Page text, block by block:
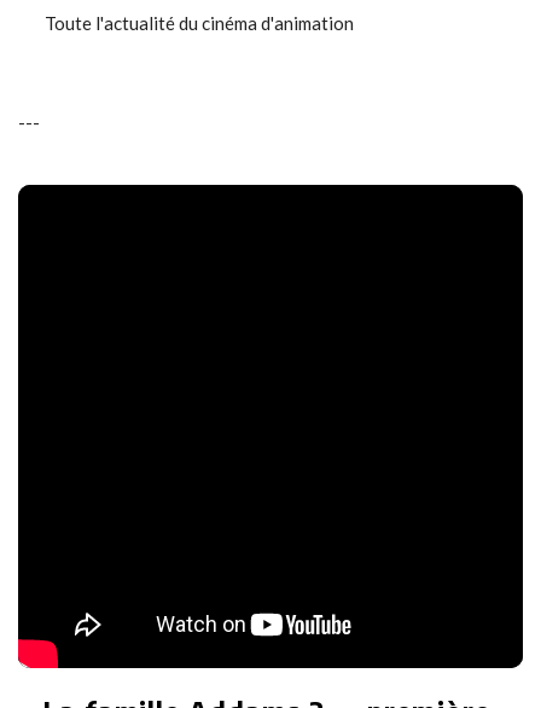
Toute l'actualité du cinéma d'animation
---